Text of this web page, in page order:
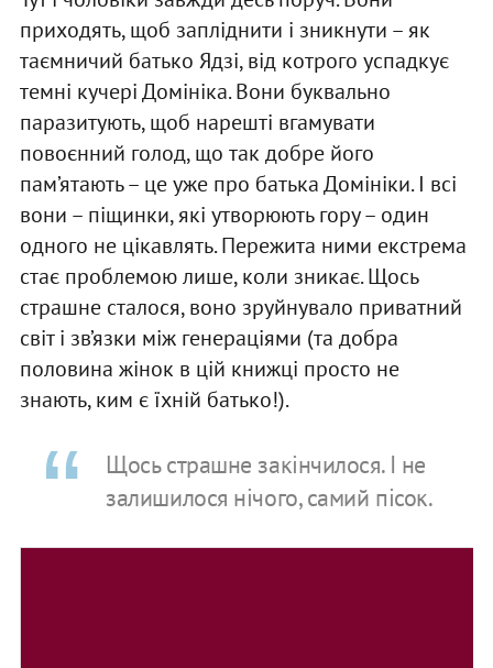
приходять, щоб запліднити і зникнути – як
таємничий батько Ядзі, від котрого успадкує
темні кучері Домініка. Вони буквально
паразитують, щоб нарешті вгамувати
повоєнний голод, що так добре його
пам’ятають – це уже про батька Домініки. І всі
вони – піщинки, які утворюють гору – один
одного не цікавлять. Пережита ними екстрема
стає проблемою лише, коли зникає. Щось
страшне сталося, воно зруйнувало приватний
світ і зв’язки між генераціями (та добра
половина жінок в цій книжці просто не
знають, ким є їхній батько!).
Щось страшне закінчилося. І не
залишилося нічого, самий пісок.